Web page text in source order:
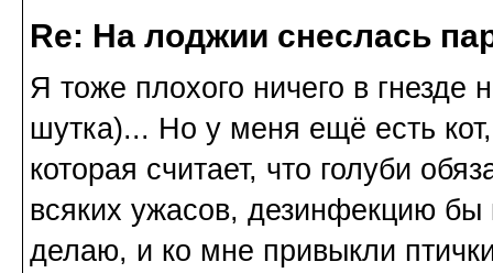
Re: На лоджии снеслась
Я тоже плохого ничего в гнезде
шутка)... Но у меня ещё есть
которая считает, что голуби
всяких ужасов, дезинфекцию
делаю, и ко мне привыкли